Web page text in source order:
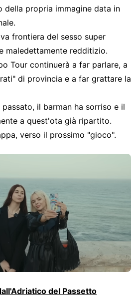
della propria immagine data in
frontiera del sesso super
maledettamente redditizio.
Tour continuerà a far parlare, a
di provincia e a far grattare la
il barman ha sorriso e il
a quest'ota già ripartito.
verso il prossimo "gioco".
del Passetto